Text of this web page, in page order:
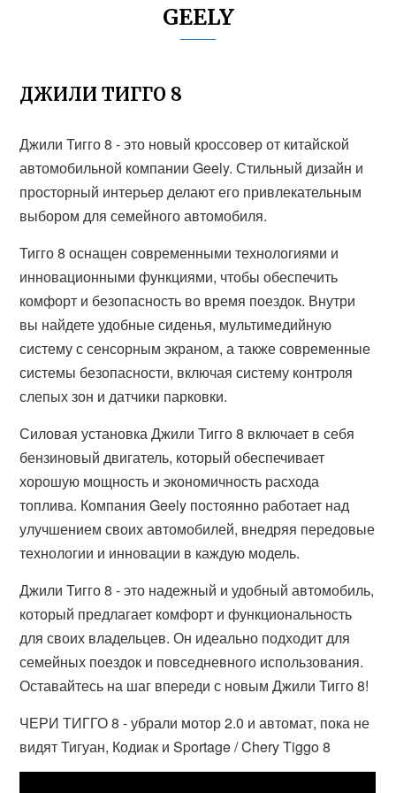
GEELY
ДЖИЛИ ТИГГО 8
Джили Тигго 8 - это новый кроссовер от китайской
автомобильной компании Geely. Стильный дизайн и
просторный интерьер делают его привлекательным
выбором для семейного автомобиля.
Тигго 8 оснащен современными технологиями и
инновационными функциями, чтобы обеспечить
комфорт и безопасность во время поездок. Внутри
вы найдете удобные сиденья, мультимедийную
систему с сенсорным экраном, а также современные
системы безопасности, включая систему контроля
слепых зон и датчики парковки.
Силовая установка Джили Тигго 8 включает в себя
бензиновый двигатель, который обеспечивает
хорошую мощность и экономичность расхода
топлива. Компания Geely постоянно работает над
улучшением своих автомобилей, внедряя передовые
технологии и инновации в каждую модель.
Джили Тигго 8 - это надежный и удобный автомобиль,
который предлагает комфорт и функциональность
для своих владельцев. Он идеально подходит для
семейных поездок и повседневного использования.
Оставайтесь на шаг впереди с новым Джили Тигго 8!
ЧЕРИ ТИГГО 8 - убрали мотор 2.0 и автомат, пока не
видят Тигуан, Кодиак и Sportage / Chery Tiggo 8